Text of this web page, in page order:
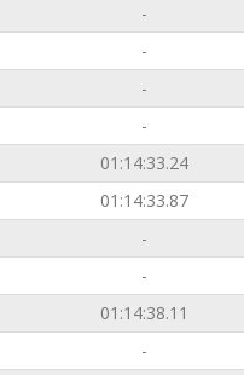
-
-
-
-
01:14:33.24
01:14:33.87
-
-
01:14:38.11
-